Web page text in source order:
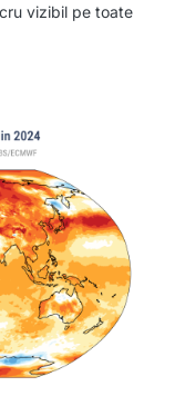
vizibil pe toate